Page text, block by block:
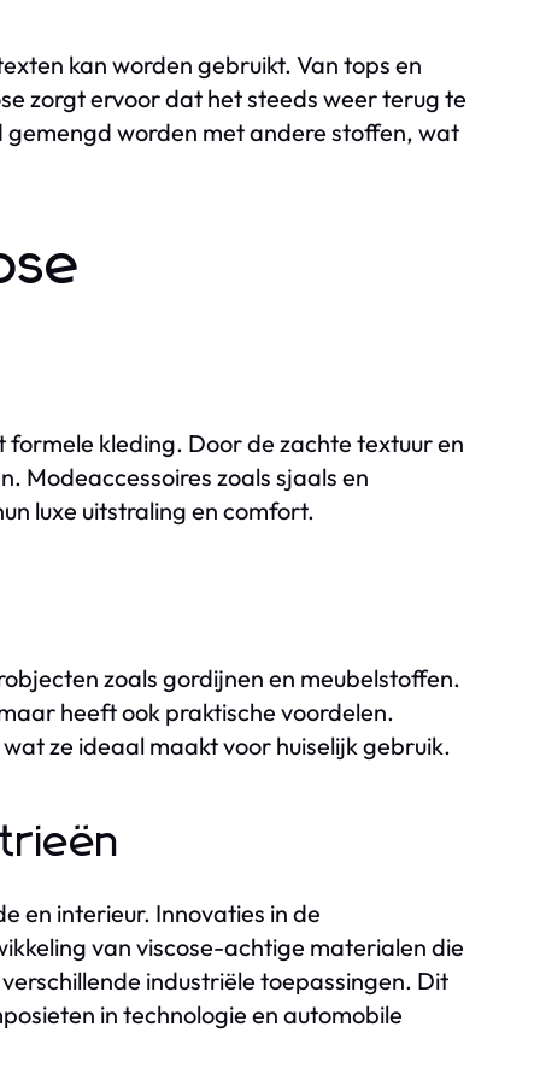
kan worden gebruikt. Van tops en
zorgt ervoor dat het steeds weer terug te
gemengd worden met andere stoffen, wat
kleding. Door de zachte textuur en
Modeaccessoires zoals sjaals en
luxe uitstraling en comfort.
zoals gordijnen en meubelstoffen.
heeft ook praktische voordelen.
ze ideaal maakt voor huiselijk gebruik.
en interieur. Innovaties in de
van viscose-achtige materialen die
industriële toepassingen. Dit
in technologie en automobile